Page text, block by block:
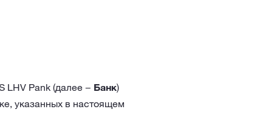
LHV Pank (далее − Банк)
указанных в настоящем